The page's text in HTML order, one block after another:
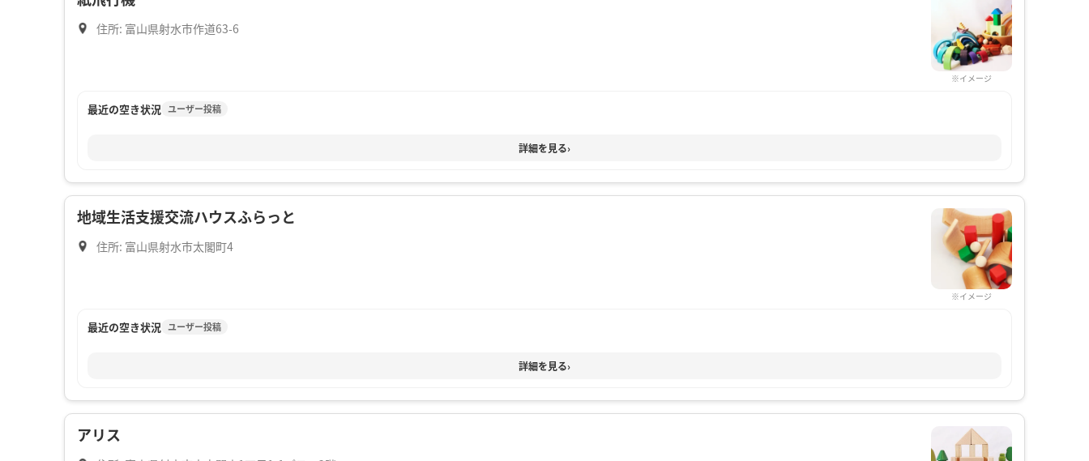
住所: 富山県射水市作道63-6
※イメージ
最近の空き状況 ユーザー投稿
詳細を見る›
地域生活支援交流ハウスふらっと
住所: 富山県射水市太閣町4
※イメージ
最近の空き状況 ユーザー投稿
詳細を見る›
アリス